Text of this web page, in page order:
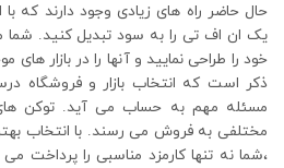
حال حاضر راه های زیادی وجود دارند که با
یک ان اف تی را به سود تبدیل کنید.
خود را طراحی نمایید و آنها را در بازار
ذکر است که انتخاب بازار و فروشگاه
مسئله مهم به حساب می آید. توکن
،شما نه تنها کارمزد مناسبی را پرداخت